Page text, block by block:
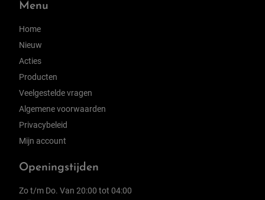
Menu
Home
Nieuw
Acties
Producten
Veelgestelde vragen
Algemene voorwaarden
Privacybeleid
Mijn account
Openingstijden
Zo t/m Do. Van 20:00 tot 04:00